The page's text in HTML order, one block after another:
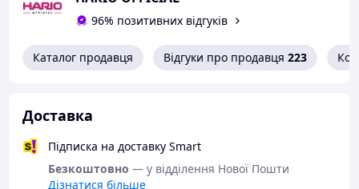
Наш експертний підхід:
HARIO - японський бренд з понад 100-річною історією,
функціональність і традиції японського дизайну, що
удома.
Функціональні можливості:
96% позитивних відгуків
Каталог продавця Відгуки про продавця 223
Доставка
Підписка на доставку Smart
Безкоштовно — у відділення Нової Пошти
Дізнатися більше